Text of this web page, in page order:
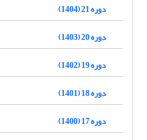
دوره 21 (1404)
دوره 20 (1403)
دوره 19 (1402)
دوره 18 (1401)
دوره 17 (1400)